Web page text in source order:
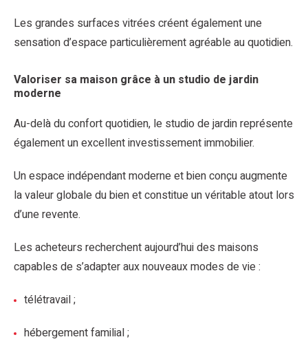
Les grandes surfaces vitrées créent également une
sensation d’espace particulièrement agréable au quotidien.
Valoriser sa maison grâce à un studio de jardin
moderne
Au-delà du confort quotidien, le studio de jardin représente
également un excellent investissement immobilier.
Un espace indépendant moderne et bien conçu augmente
la valeur globale du bien et constitue un véritable atout lors
d’une revente.
Les acheteurs recherchent aujourd’hui des maisons
capables de s’adapter aux nouveaux modes de vie :
télétravail ;
hébergement familial ;